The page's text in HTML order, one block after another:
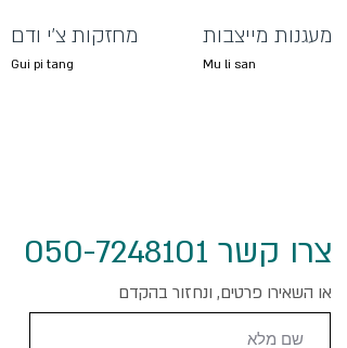
מחזקות צ'י ודם
Gui pi tang
מעגנות מייצבות
Mu li san
צרו קשר 050-7248101
או השאירו פרטים, ונחזור בהקדם